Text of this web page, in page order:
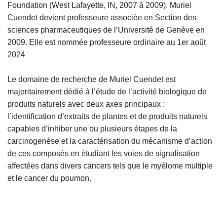
Foundation (West Lafayette, IN, 2007 à 2009). Muriel
Cuendet devient professeure associée en Section des
sciences pharmaceutiques de l’Université de Genève en
2009. Elle est nommée professeure ordinaire au 1er août
2024
Le domaine de recherche de Muriel Cuendet est
majoritairement dédié à l’étude de l’activité biologique de
produits naturels avec deux axes principaux :
l’identification d’extraits de plantes et de produits naturels
capables d’inhiber une ou plusieurs étapes de la
carcinogenèse et la caractérisation du mécanisme d’action
de ces composés en étudiant les voies de signalisation
affectées dans divers cancers tels que le myélome multiple
et le cancer du poumon.